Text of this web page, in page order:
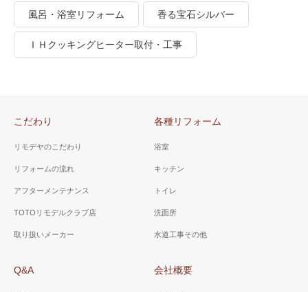
風呂・浴室リフォーム 香る宝石シルバー
ＩＨクッキングヒーター取付・工事
こだわり
リモデヤのこだわり
リフォームの流れ
アフターメンテナンス
TOTOリモデルクラブ店
取り扱いメーカー
各種リフォーム
浴室
キッチン
トイレ
洗面所
水道工事その他
Q&A 会社概要